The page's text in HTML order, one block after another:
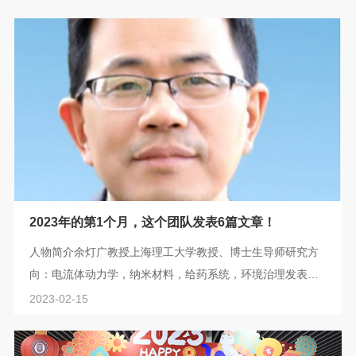
2023年的第1个月，这个团队发表6篇文章！
人物简介余灯广教授上海理工大学教授、博士生导师研究方
向：电流体动力学，纳米材料，给药系统，环境治理发表各
类论文 250 余篇，其中 SCI 收录 200 余篇，1% ESI 高被引
Mater. Des.：利用包含醋酸纤维素和聚乙烯吡咯烷酮的电纺
2023-02-15